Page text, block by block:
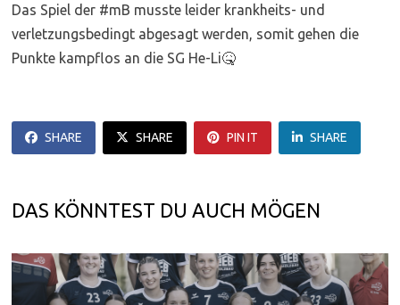
Das Spiel der #mB musste leider krankheits- und
verletzungsbedingt abgesagt werden, somit gehen die
Punkte kampflos an die SG He-Li🤒
SHARE SHARE PIN IT SHARE
DAS KÖNNTEST DU AUCH MÖGEN